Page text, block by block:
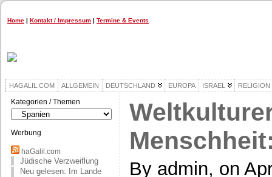
Home | Kontakt / Impressum | Termine & Events
HAGALIL.COM ALLGEMEIN DEUTSCHLAND EUROPA ISRAEL RELIGION
Kategorien / Themen
Kategorien
/
Themen
Werbung
haGalil.com
Jüdische Verzweiflung
Neu gelesen: Im Lande
By admin, on